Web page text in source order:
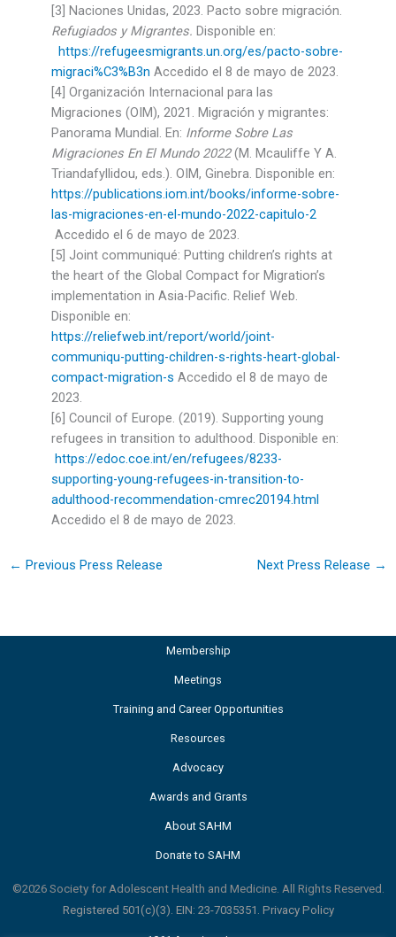
[3] Naciones Unidas, 2023. Pacto sobre migración.
Refugiados y Migrantes. Disponible en:
https://refugeesmigrants.un.org/es/pacto-sobre-
migraci%C3%B3n Accedido el 8 de mayo de 2023.
[4] Organización Internacional para las
Migraciones (OIM), 2021. Migración y migrantes:
Panorama Mundial. En: Informe Sobre Las
Migraciones En El Mundo 2022(M. Mcauliffe Y A.
Triandafyllidou, eds.). OIM, Ginebra. Disponible en:
https://publications.iom.int/books/informe-sobre-
las-migraciones-en-el-mundo-2022-capitulo-2
Accedido el 6 de mayo de 2023.
[5] Joint communiqué: Putting children’s rights at
the heart of the Global Compact for Migration’s
implementation in Asia-Pacific. Relief Web.
Disponible en:
https://reliefweb.int/report/world/joint-
communiqu-putting-children-s-rights-heart-global-
compact-migration-s Accedido el 8 de mayo de
2023.
[6] Council of Europe. (2019). Supporting young
refugees in transition to adulthood. Disponible en:
https://edoc.coe.int/en/refugees/8233-
supporting-young-refugees-in-transition-to-
adulthood-recommendation-cmrec20194.html
Accedido el 8 de mayo de 2023.
← Previous Press Release Next Press Release →
Membership
Meetings
Training and Career Opportunities
Resources
Advocacy
Awards and Grants
About SAHM
Donate to SAHM
©2026 Society for Adolescent Health and Medicine. All Rights Reserved.
Registered 501(c)(3). EIN: 23-7035351. Privacy Policy